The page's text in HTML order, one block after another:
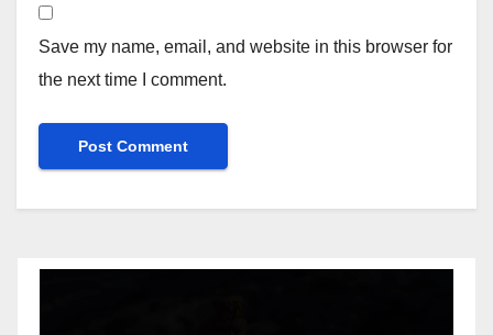
Save my name, email, and website in this browser for
the next time I comment.